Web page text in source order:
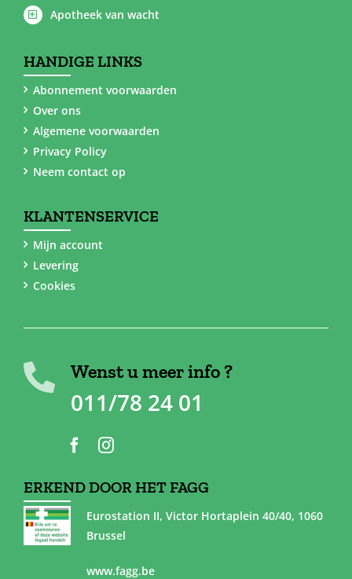
Apotheek van wacht
HANDIGE LINKS
Abonnement voorwaarden
Over ons
Algemene voorwaarden
Privacy Policy
Neem contact op
KLANTENSERVICE
Mijn account
Levering
Cookies
Wenst u meer info ?
011/78 24 01
ERKEND DOOR HET FAGG
Eurostation II, Victor Hortaplein 40/40, 1060
Brussel
www.fagg.be